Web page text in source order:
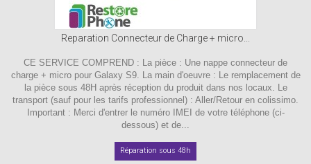
Reparation Connecteur de Charge + micro...
CE SERVICE COMPREND : La pièce : Une nappe connecteur de
charge + micro pour Galaxy S9. La main d'oeuvre : Le remplacement de
la pièce sous 48H après réception du produit dans nos locaux. Le
transport (sauf pour les tarifs professionnel) : Aller/Retour en colissimo.
Important : Merci d'entrer le numéro IMEI de votre téléphone (ci-
dessous) et de...
Réparation sous 48h